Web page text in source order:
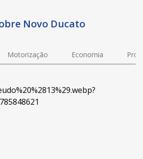
Novo Ducato
Motorização Economia